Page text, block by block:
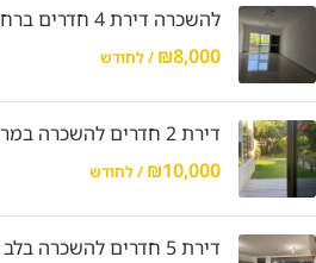
להשכרה דירת 4 חדרים ברחוב רבי עקיבא, רעננה
₪8,000 / לחודש
דירת 2 חדרים להשכרה במרינה ויליג', מרינה הרצליה
₪10,000 / לחודש
דירת 5 חדרים להשכרה בלב הירוקה בהרצליה